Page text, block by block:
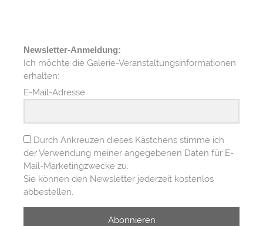
Newsletter-Anmeldung:
Ich möchte die Galerie-Veranstaltungsinformationen
erhalten:
E-Mail-Adresse
Durch Ankreuzen dieses Kästchens stimme ich
der Verwendung meiner angegebenen Daten für E-
Mail-Marketingzwecke zu.
Sie können den Newsletter jederzeit kostenlos
abbestellen.
Abonnieren